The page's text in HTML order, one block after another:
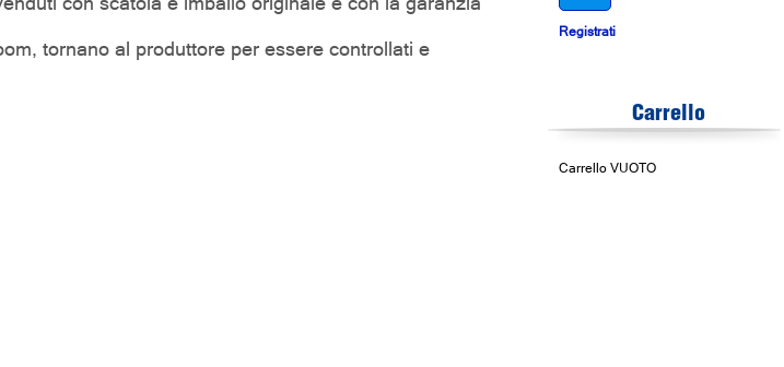
tornano al produttore per essere controllati e
Registrati
Carrello
Carrello VUOTO